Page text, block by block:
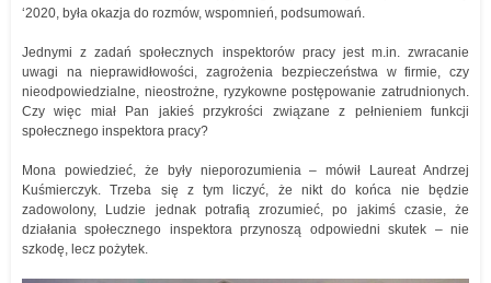
‘2020, była okazja do rozmów, wspomnień, podsumowań.
Jednymi z zadań społecznych inspektorów pracy jest m.in. zwracanie
uwagi na nieprawidłowości, zagrożenia bezpieczeństwa w firmie, czy
nieodpowiedzialne, nieostrożne, ryzykowne postępowanie zatrudnionych.
Czy więc miał Pan jakieś przykrości związane z pełnieniem funkcji
społecznego inspektora pracy?
Mona powiedzieć, że były nieporozumienia – mówił Laureat Andrzej
Kuśmierczyk. Trzeba się z tym liczyć, że nikt do końca nie będzie
zadowolony, Ludzie jednak potrafią zrozumieć, po jakimś czasie, że
działania społecznego inspektora przynoszą odpowiedni skutek – nie
szkodę, lecz pożytek.